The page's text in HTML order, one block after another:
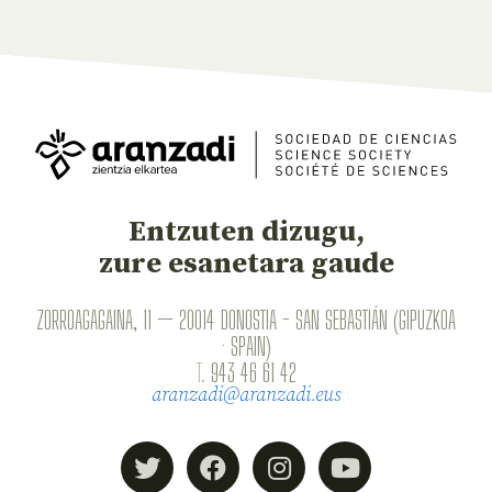
Entzuten dizugu,
zure esanetara gaude
ZORROAGAGAINA, 11 — 20014 DONOSTIA - SAN SEBASTIÁN (GIPUZKOA
· SPAIN)
T. 943 46 61 42
aranzadi@aranzadi.eus